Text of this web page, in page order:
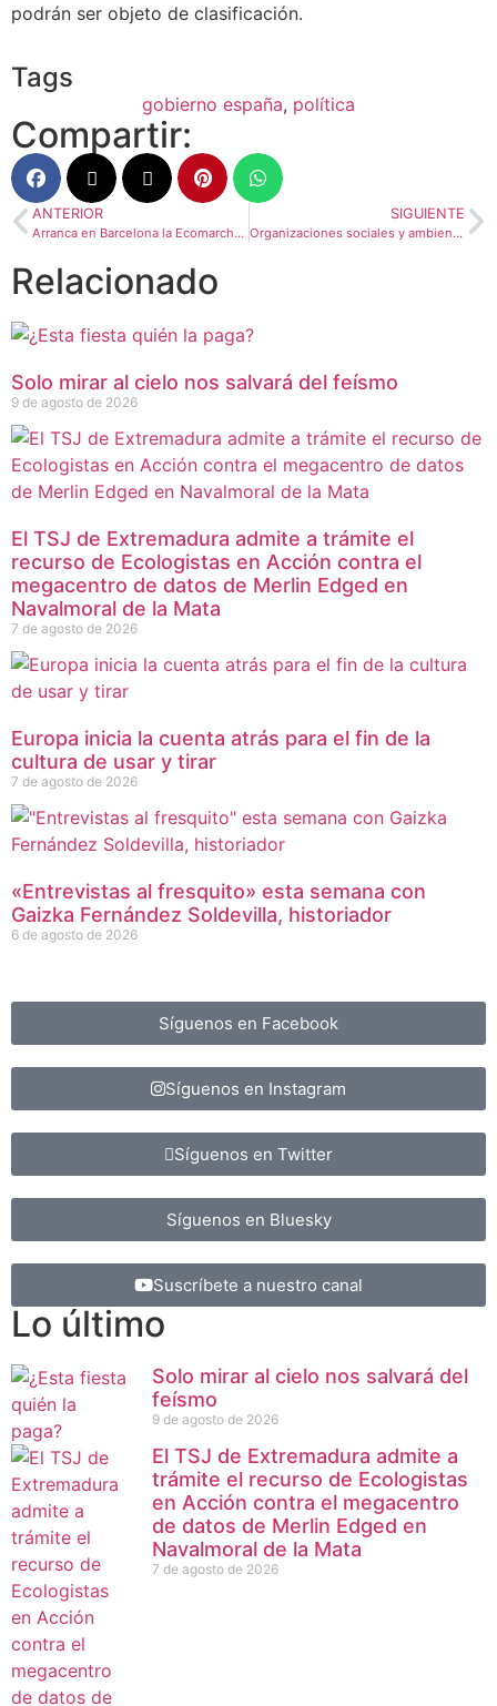
podrán ser objeto de clasificación.
Tags
gobierno españa, política
Compartir:
ANTERIOR
Arranca en Barcelona la Ecomarcha 2025 con el lema «Gotas de esperanza, olas de cambio»
SIGUIENTE
Organizaciones sociales y ambientales se movilizan por una costa habitable y segura
Relacionado
Solo mirar al cielo nos salvará del feísmo
9 de agosto de 2026
El TSJ de Extremadura admite a trámite el
recurso de Ecologistas en Acción contra el
megacentro de datos de Merlin Edged en
Navalmoral de la Mata
7 de agosto de 2026
Europa inicia la cuenta atrás para el fin de la
cultura de usar y tirar
7 de agosto de 2026
«Entrevistas al fresquito» esta semana con
Gaizka Fernández Soldevilla, historiador
6 de agosto de 2026
Síguenos en Facebook
Síguenos en Instagram
Síguenos en Twitter
Síguenos en Bluesky
Suscríbete a nuestro canal
Lo último
Solo mirar al cielo nos salvará del
feísmo
9 de agosto de 2026
El TSJ de Extremadura admite a
trámite el recurso de Ecologistas
en Acción contra el megacentro
de datos de Merlin Edged en
Navalmoral de la Mata
7 de agosto de 2026